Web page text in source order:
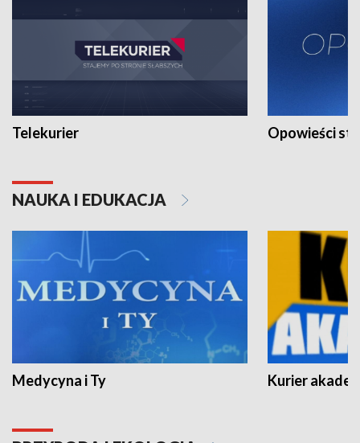
Telekurier Opowieści
NAUKA I EDUKACJA
Medycyna i Ty Kurier